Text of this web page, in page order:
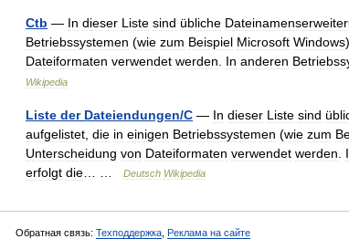
Ctb — In dieser Liste sind übliche
Betriebssystemen (wie zum Beispiel Microsoft Windows)
Dateiformaten verwendet werden In anderen
Wikipedia
Liste der Dateiendungen/C — In dieser Liste sind
aufgelistet die in einigen Betriebssystemen (wie zum
Unterscheidung von Dateiformaten verwendet werden
erfolgt die Deutsch Wikipedia
Обратная связь: Техподдержка Реклама на сайте